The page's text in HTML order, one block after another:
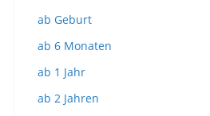
ab Geburt
ab 6 Monaten
ab 1 Jahr
ab 2 Jahren